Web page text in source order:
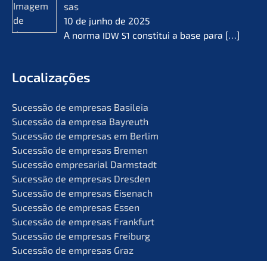
sas
10 de junho de 2025
A norma IDW S1 consti­tui a base para […]
Locali­za­ções
Suces­são de empre­sas Basileia
Suces­são da empre­sa Bayreuth
Suces­são de empre­sas em Berlim
Suces­são de empre­sas Bremen
Suces­são empre­sa­ri­al Darmstadt
Suces­são de empre­sas Dresden
Suces­são de empre­sas Eisenach
Suces­são de empre­sas Essen
Suces­são de empre­sas Frankfurt
Suces­são de empre­sas Freiburg
Suces­são de empre­sas Graz